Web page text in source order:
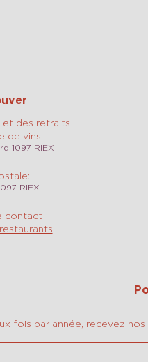
et des retraits
de vins:
1097 RIEX
RIEX
contact
fois par année, recevez